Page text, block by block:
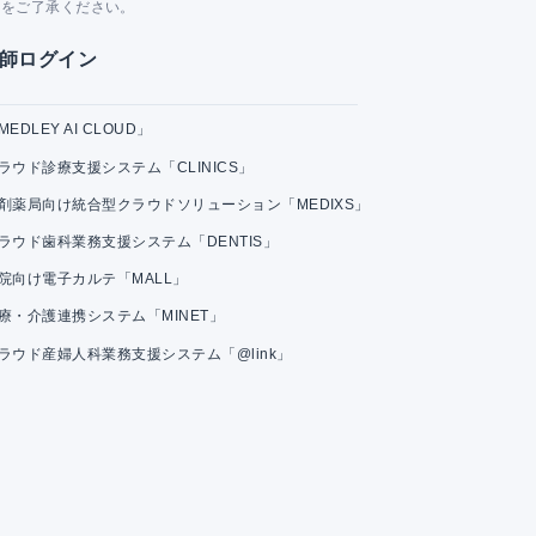
ご了承ください。
ログイン
MEDLEY AI CLOUD」
ウド診療支援システム「CLINICS」
薬局向け統合型クラウドソリューション「MEDIXS」
ウド歯科業務支援システム「DENTIS」
向け電子カルテ「MALL」
・介護連携システム「MINET」
ウド産婦人科業務支援システム「@link」